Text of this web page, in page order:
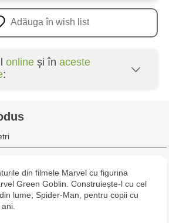
Adăuga în wish list
online și în aceste
:
- bd. Cantemir, 6
- bd. Ștefan cel Mare, 110
din filmele Marvel cu figurina
Green Goblin. Construiește-l cu cel
lume, Spider-Man, pentru copii cu